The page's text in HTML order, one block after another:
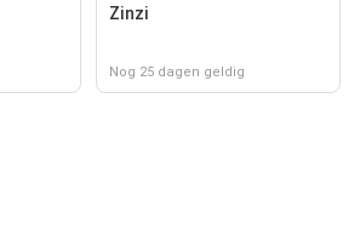
Zinzi
Nog 25 dagen geldig